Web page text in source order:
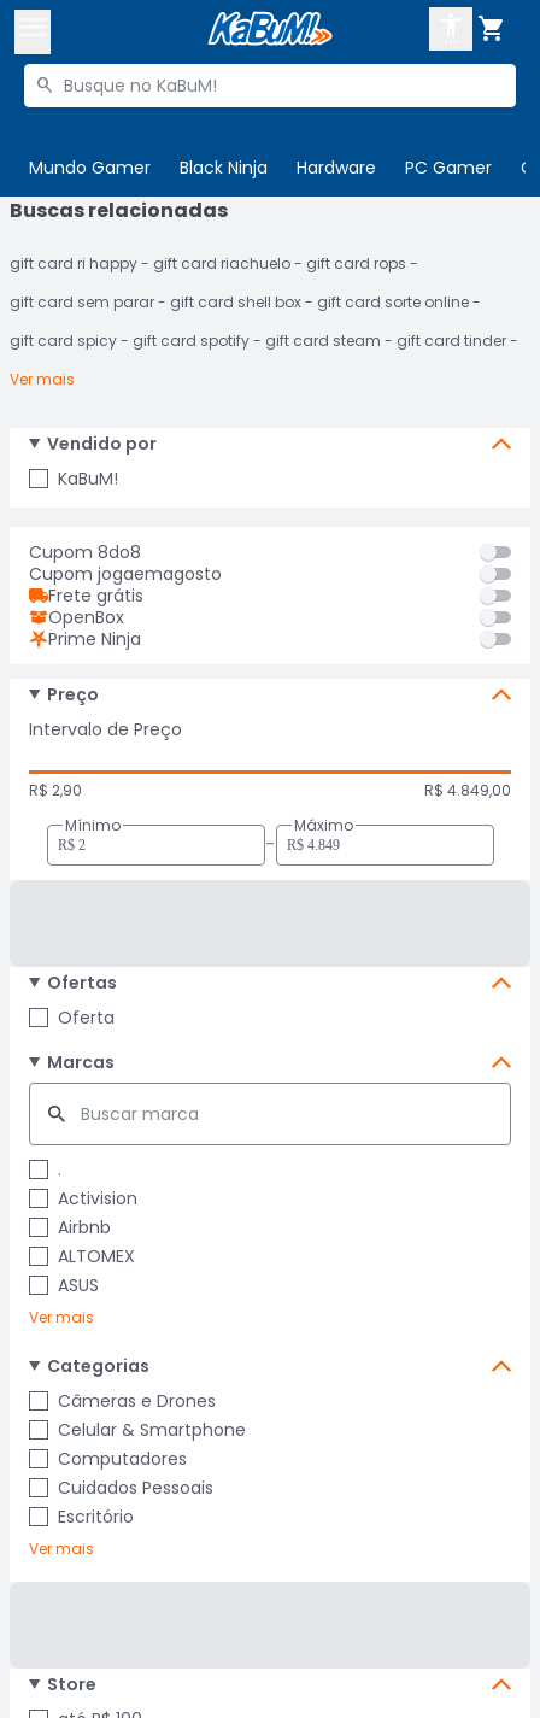

Buscar produtos

Mundo Gamer Black Ninja Hardware PC Gamer

 Departamentos
Cupons
Mais Vendidos
Ativar tradutor em libras
ENTRE
CADASTRE-SE
Buscas relacionadas
gift card ri happy gift card riachuelo
gift card rops
gift card sem parar
gift card shell box
gift card sorte online
gift card spicy
gift card spotify gift card steam
gift card tinder
Ver mais
Vendido por
KaBuM!
Cupom 8do8
Cupom jogaemagosto
Frete grátis
OpenBox
Prime Ninja
Preço
Intervalo de Preço
R$ 2,90
R$ 4.849,00
Mínimo
-
Máximo
Ofertas
Oferta
Marcas
.
Activision
Airbnb
ALTOMEX
ASUS
Ver mais
Categorias
Câmeras e Drones
Celular & Smartphone
Computadores
Cuidados Pessoais
Escritório
Ver mais
Store